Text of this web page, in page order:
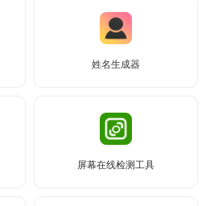
姓名生成器
屏幕在线检测工具